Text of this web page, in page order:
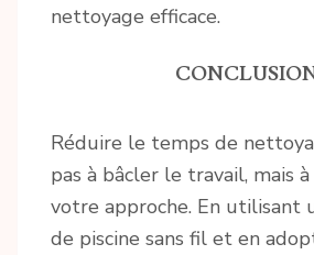
nettoyage efficace.
Réduire le temps de
pas à bâcler le travail, mais
votre approche. En utilisant
de piscine sans fil et en